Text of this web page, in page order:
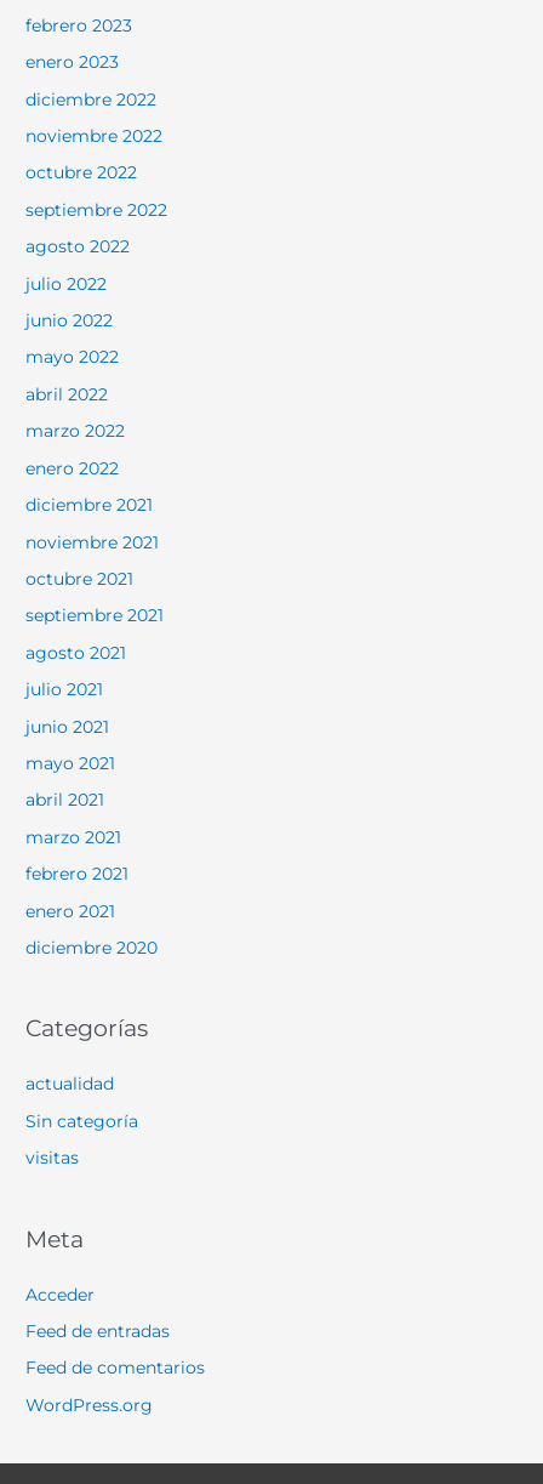
febrero 2023
enero 2023
diciembre 2022
noviembre 2022
octubre 2022
septiembre 2022
agosto 2022
julio 2022
junio 2022
mayo 2022
abril 2022
marzo 2022
enero 2022
diciembre 2021
noviembre 2021
octubre 2021
septiembre 2021
agosto 2021
julio 2021
junio 2021
mayo 2021
abril 2021
marzo 2021
febrero 2021
enero 2021
diciembre 2020
Categorías
actualidad
Sin categoría
visitas
Meta
Acceder
Feed de entradas
Feed de comentarios
WordPress.org